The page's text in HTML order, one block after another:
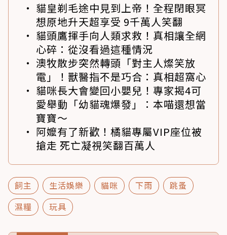
貓皇剃毛途中見到上帝！全程閉眼冥
想原地升天超享受 9千萬人笑翻
貓頭鷹揮手向人類求救！真相讓全網
心碎：從沒看過這種情況
澳牧散步突然轉頭「對主人燦笑放
電」！獸醫指不是巧合：真相超窩心
貓咪長大會變回小嬰兒！專家揭4可
愛舉動「幼貓魂爆發」：本喵還想當
寶寶～
阿嬤有了新歡！橘貓專屬VIP座位被
搶走 死亡凝視笑翻百萬人
飼主 生活娛樂 貓咪 下雨
跳蚤
濕糧
玩具